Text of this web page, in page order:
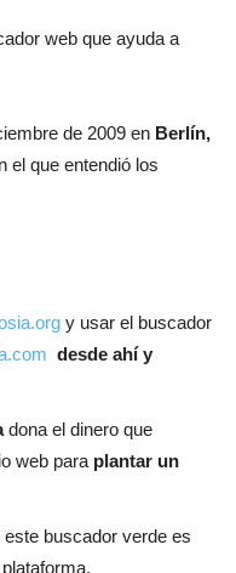
web que ayuda a
de 2009 en Berlín,
el que entendió los
y usar el buscador
desde ahí y
dona el dinero que
web para plantar un
buscador verde es